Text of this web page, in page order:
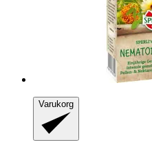
Varukorg